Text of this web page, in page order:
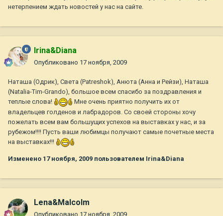
нетерпением ждать новостей у нас на сайте.
Irina&Diana
Опубликовано 17 ноября, 2009
Наташа (Одрик), Света (Patreshok), Анюта (Анна и Рейзи), Наташа
(Natalia-Tim-Grando), большое всем спасибо за поздравления и
теплые слова!
Мне очень приятно получить их от
владельцев голденов и лабрадоров. Со своей стороны хочу
пожелать всем вам большущих успехов на выставках у нас, и за
рубежом!!!! Пусть ваши любимцы получают самые почетные места
на выставках!!!
Изменено 17 ноября, 2009 пользователем Irina&Diana
Lena&Malcolm
Опубликовано 17 ноября, 2009